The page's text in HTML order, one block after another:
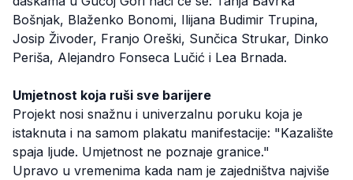
Bošnjak, Blaženko Bonomi, Ilijana Budimir Trupina,
Josip Živoder, Franjo Oreški, Sunčica Strukar, Dinko
Periša, Alejandro Fonseca Lučić i Lea Brnada.
Umjetnost koja ruši sve barijere
Projekt nosi snažnu i univerzalnu poruku koja je
istaknuta i na samom plakatu manifestacije: "Kazalište
spaja ljude. Umjetnost ne poznaje granice."
Upravo u vremenima kada nam je zajedništva najviše